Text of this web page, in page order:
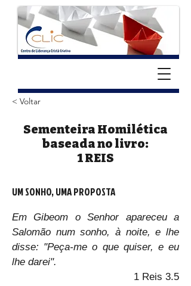
< Voltar
Sementeira Homilética
baseada no livro:
1 REIS
UM SONHO, UMA PROPOSTA
Em Gibeom o Senhor apareceu a
Salomão num sonho, à noite, e lhe
disse: "Peça-me o que quiser, e eu
lhe darei".
1 Reis 3.5